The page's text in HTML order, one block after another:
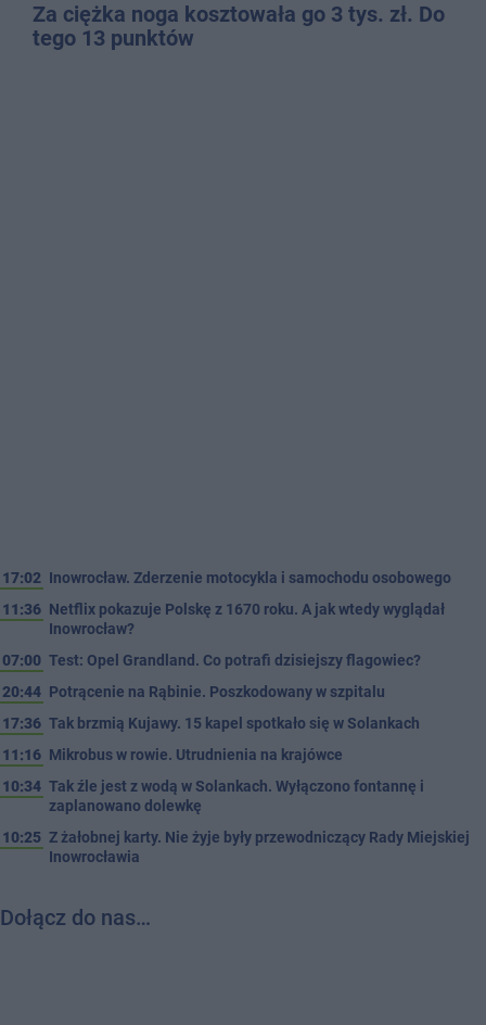
Za ciężka noga kosztowała go 3 tys. zł. Do
tego 13 punktów
17:02 Inowrocław. Zderzenie motocykla i samochodu osobowego
11:36 Netflix pokazuje Polskę z 1670 roku. A jak wtedy wyglądał
Inowrocław?
07:00 Test: Opel Grandland. Co potrafi dzisiejszy flagowiec?
20:44 Potrącenie na Rąbinie. Poszkodowany w szpitalu
17:36 Tak brzmią Kujawy. 15 kapel spotkało się w Solankach
11:16 Mikrobus w rowie. Utrudnienia na krajówce
10:34 Tak źle jest z wodą w Solankach. Wyłączono fontannę i
zaplanowano dolewkę
10:25 Z żałobnej karty. Nie żyje były przewodniczący Rady Miejskiej
Inowrocławia
Dołącz do nas…